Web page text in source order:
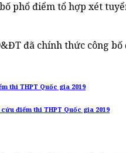
phổ điểm tổ hợp xét
đã chính thức công
thi THPT Quốc gia 2019
điểm thi THPT Quốc gia 2019